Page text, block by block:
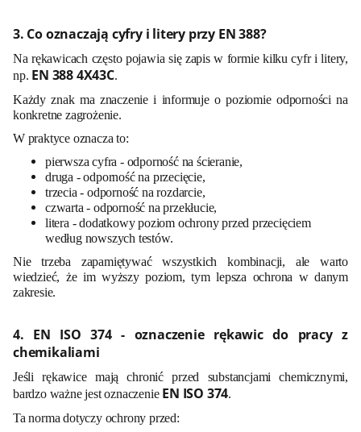
3. Co oznaczają cyfry i litery przy EN 388?
Na rękawicach często pojawia się zapis w formie kilku cyfr i litery,
np. EN 388 4X43C.
Każdy znak ma znaczenie i informuje o poziomie odporności na
konkretne zagrożenie.
W praktyce oznacza to:
pierwsza cyfra - odporność na ścieranie,
druga - odporność na przecięcie,
trzecia - odporność na rozdarcie,
czwarta - odporność na przekłucie,
litera - dodatkowy poziom ochrony przed przecięciem
według nowszych testów.
Nie trzeba zapamiętywać wszystkich kombinacji, ale warto
wiedzieć, że im wyższy poziom, tym lepsza ochrona w danym
zakresie.
4. EN ISO 374 - oznaczenie rękawic do pracy z
chemikaliami
Jeśli rękawice mają chronić przed substancjami chemicznymi,
bardzo ważne jest oznaczenie EN ISO 374.
Ta norma dotyczy ochrony przed: